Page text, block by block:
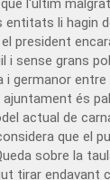
l'últim
entitats li hagin
president
i sense grans
i germanor
és
actual de
que el
sobre la
tirar endavant